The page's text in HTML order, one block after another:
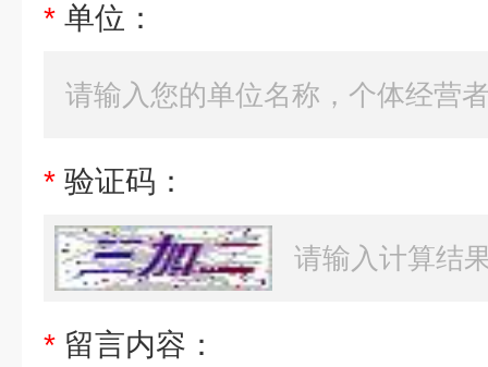
* 单位：
* 验证码：
* 留言内容：